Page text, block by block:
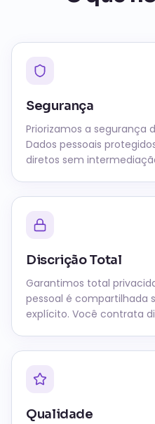
Segurança
Priorizamos a segurança
Dados pessoais
diretos sem
Discrição Total
Garantimos total
pessoal é compartilhada
explícito. Você contrata
Qualidade